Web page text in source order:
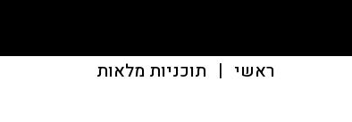
ראשי | תוכניות מלאות